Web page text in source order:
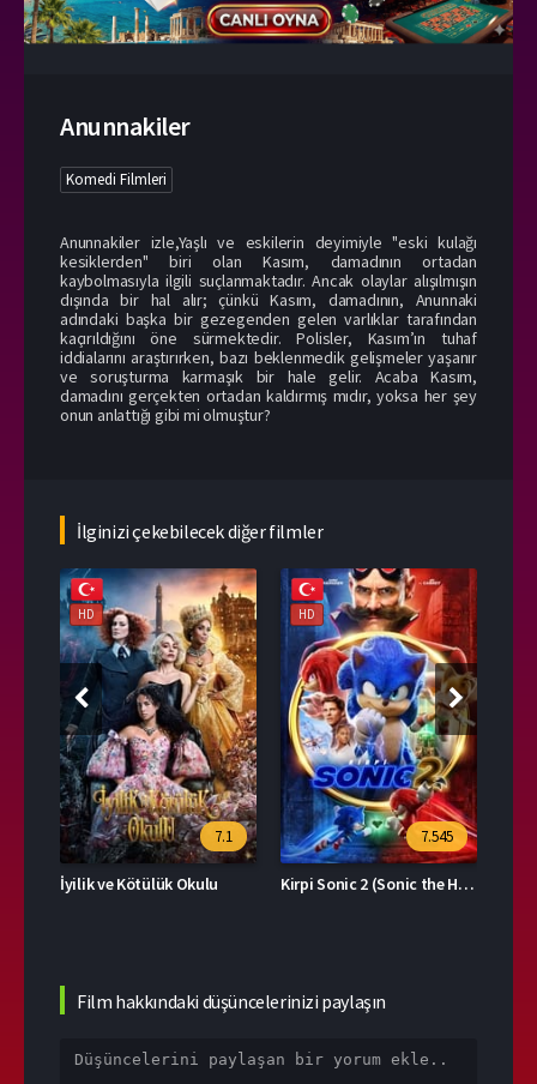
Anunnakiler
Komedi Filmleri
Anunnakiler izle,Yaşlı ve eskilerin deyimiyle "eski kulağı
kesiklerden" biri olan Kasım, damadının ortadan
kaybolmasıyla ilgili suçlanmaktadır. Ancak olaylar alışılmışın
dışında bir hal alır; çünkü Kasım, damadının, Anunnaki
adındaki başka bir gezegenden gelen varlıklar tarafından
kaçırıldığını öne sürmektedir. Polisler, Kasım’ın tuhaf
iddialarını araştırırken, bazı beklenmedik gelişmeler yaşanır
ve soruşturma karmaşık bir hale gelir. Acaba Kasım,
damadını gerçekten ortadan kaldırmış mıdır, yoksa her şey
onun anlattığı gibi mi olmuştur?
İlginizi çekebilecek diğer filmler
HD
7.1
İyilik ve Kötülük Okulu
HD
7.545
Kirpi Sonic 2 (Sonic the Hedgehog 2)
Film hakkındaki düşüncelerinizi paylaşın